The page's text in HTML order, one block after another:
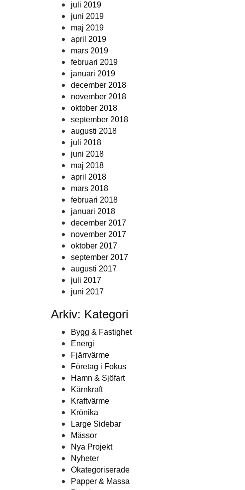
juli 2019
juni 2019
maj 2019
april 2019
mars 2019
februari 2019
januari 2019
december 2018
november 2018
oktober 2018
september 2018
augusti 2018
juli 2018
juni 2018
maj 2018
april 2018
mars 2018
februari 2018
januari 2018
december 2017
november 2017
oktober 2017
september 2017
augusti 2017
juli 2017
juni 2017
Arkiv: Kategori
Bygg & Fastighet
Energi
Fjärrvärme
Företag i Fokus
Hamn & Sjöfart
Kärnkraft
Kraftvärme
Krönika
Large Sidebar
Mässor
Nya Projekt
Nyheter
Okategoriserade
Papper & Massa